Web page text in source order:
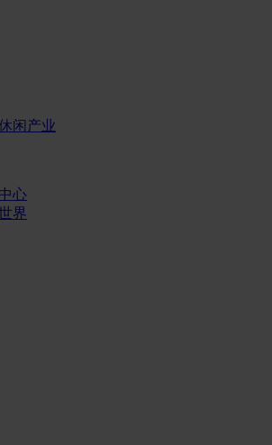
闲产业
心
界